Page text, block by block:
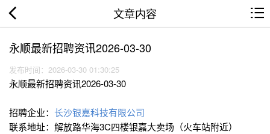
文章内容
永顺最新招聘资讯2026-03-30
发布时间：2026-03-30 01:30:25
永顺最新招聘资讯2026-03-30
招聘企业： 长沙银嘉科技有限公司
联系地址：解放路华海3C四楼银嘉大卖场（火车站附近）